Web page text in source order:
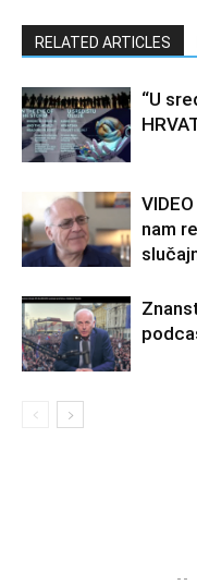
RELATED ARTICLES
“U
nam